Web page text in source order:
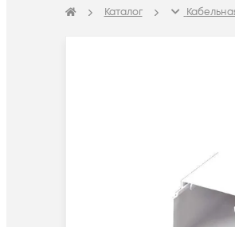
Каталог